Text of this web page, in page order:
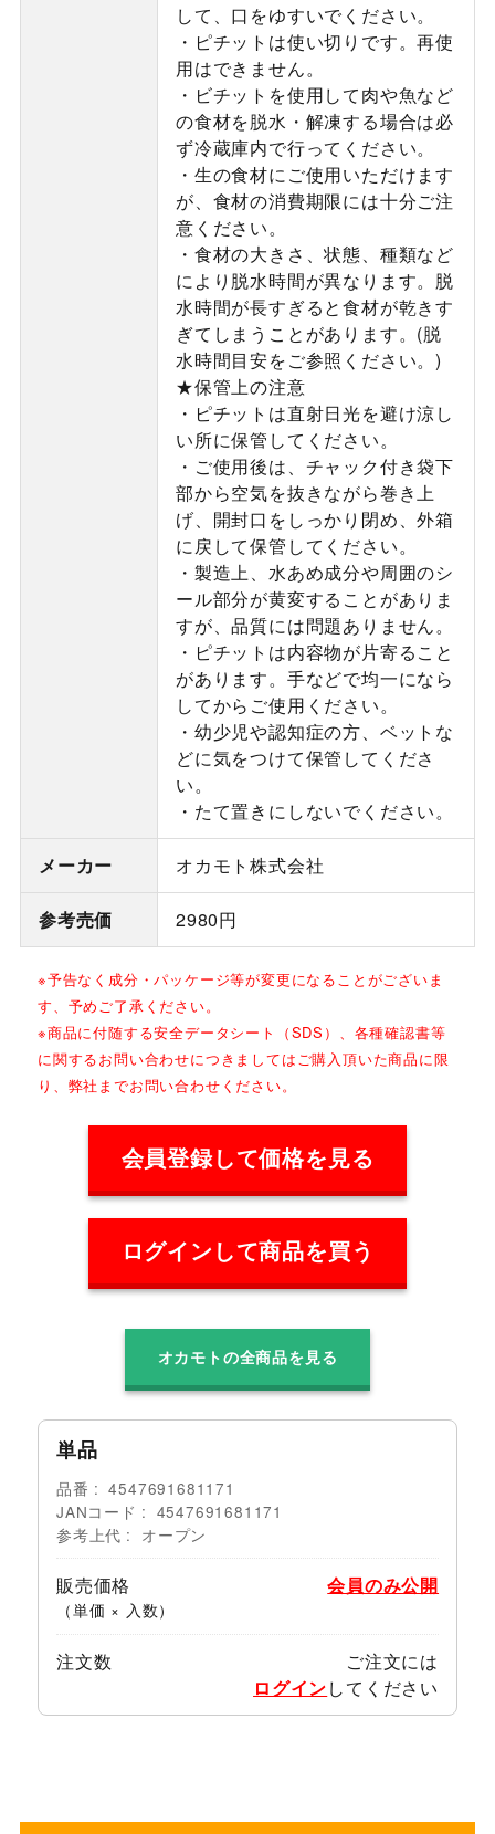
して、口をゆすいでください。
・ピチットは使い切りです。再使
用はできません。
・ビチットを使用して肉や魚など
の食材を脱水・解凍する場合は必
ず冷蔵庫内で行ってください。
・生の食材にご使用いただけます
が、食材の消費期限には十分ご注
意ください。
・食材の大きさ、状態、種類など
により脱水時間が異なります。脱
水時間が長すぎると食材が乾きす
ぎてしまうことがあります。(脱
水時間目安をご参照ください。)
★保管上の注意
・ピチットは直射日光を避け涼し
い所に保管してください。
・ご使用後は、チャック付き袋下
部から空気を抜きながら巻き上
げ、開封口をしっかり閉め、外箱
に戻して保管してください。
・製造上、水あめ成分や周囲のシ
ール部分が黄変することがありま
すが、品質には問題ありません。
・ピチットは内容物が片寄ること
があります。手などで均一になら
してからご使用ください。
・幼少児や認知症の方、ベットな
どに気をつけて保管してくださ
い。
・たて置きにしないでください。
メーカー オカモト株式会社
参考売価 2980円
※予告なく成分・パッケージ等が変更になることがございま
す、予めご了承ください。
※商品に付随する安全データシート（SDS）、各種確認書等
に関するお問い合わせにつきましてはご購入頂いた商品に限
り、弊社までお問い合わせください。
会員登録して価格を見る
ログインして商品を買う
オカモトの全商品を見る
単品
品番
4547691681171
JANコード
4547691681171
参考上代
オープン
販売価格
（単価 × 入数）
会員のみ公開
注文数
ご注文には
ログインしてください